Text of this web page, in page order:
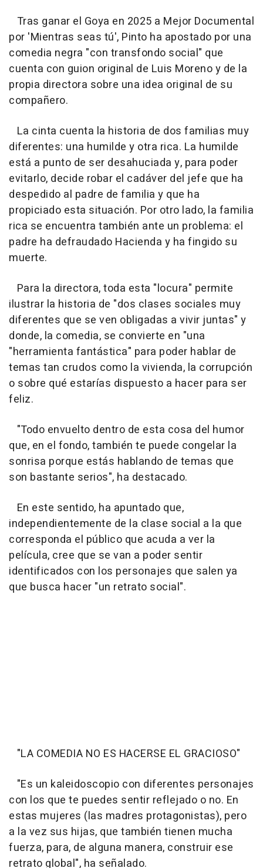
Tras ganar el Goya en 2025 a Mejor Documental
por 'Mientras seas tú', Pinto ha apostado por una
comedia negra "con transfondo social" que
cuenta con guion original de Luis Moreno y de la
propia directora sobre una idea original de su
compañero.
La cinta cuenta la historia de dos familias muy
diferentes: una humilde y otra rica. La humilde
está a punto de ser desahuciada y, para poder
evitarlo, decide robar el cadáver del jefe que ha
despedido al padre de familia y que ha
propiciado esta situación. Por otro lado, la familia
rica se encuentra también ante un problema: el
padre ha defraudado Hacienda y ha fingido su
muerte.
Para la directora, toda esta "locura" permite
ilustrar la historia de "dos clases sociales muy
diferentes que se ven obligadas a vivir juntas" y
donde, la comedia, se convierte en "una
"herramienta fantástica" para poder hablar de
temas tan crudos como la vivienda, la corrupción
o sobre qué estarías dispuesto a hacer para ser
feliz.
"Todo envuelto dentro de esta cosa del humor
que, en el fondo, también te puede congelar la
sonrisa porque estás hablando de temas que
son bastante serios", ha destacado.
En este sentido, ha apuntado que,
independientemente de la clase social a la que
corresponda el público que acuda a ver la
película, cree que se van a poder sentir
identificados con los personajes que salen ya
que busca hacer "un retrato social".
"LA COMEDIA NO ES HACERSE EL GRACIOSO"
"Es un kaleidoscopio con diferentes personajes
con los que te puedes sentir reflejado o no. En
estas mujeres (las madres protagonistas), pero
a la vez sus hijas, que también tienen mucha
fuerza, para, de alguna manera, construir ese
retrato global", ha señalado.